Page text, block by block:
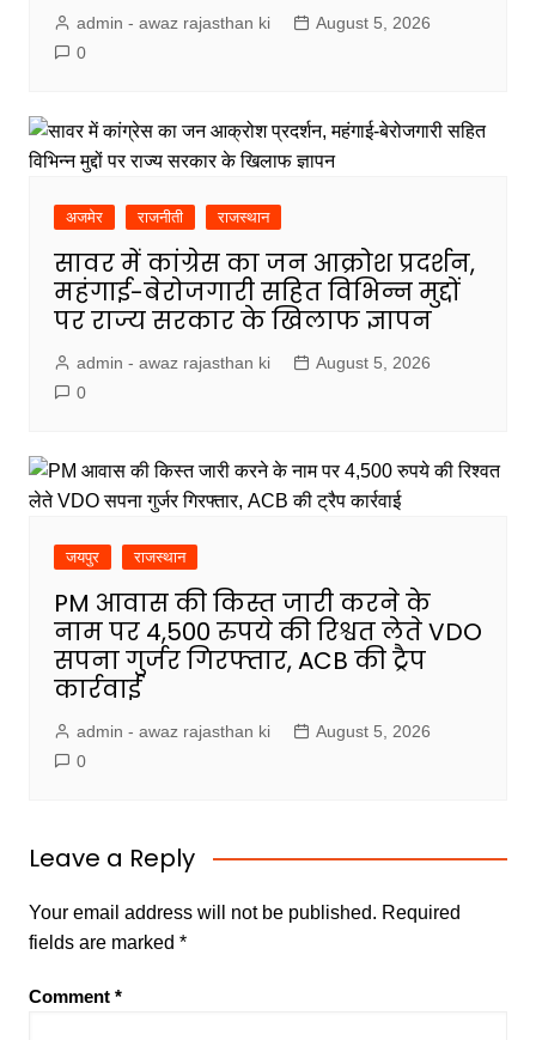
admin - awaz rajasthan ki
August 5, 2026
0
अजमेर राजनीती राजस्थान
सावर में कांग्रेस का जन आक्रोश प्रदर्शन,
महंगाई-बेरोजगारी सहित विभिन्न मुद्दों
पर राज्य सरकार के खिलाफ ज्ञापन
admin - awaz rajasthan ki
August 5, 2026
0
जयपुर राजस्थान
PM आवास की किस्त जारी करने के
नाम पर 4,500 रुपये की रिश्वत लेते VDO
सपना गुर्जर गिरफ्तार, ACB की ट्रैप
कार्रवाई
admin - awaz rajasthan ki
August 5, 2026
0
Leave a Reply
Your email address will not be published. Required
fields are marked *
Comment *